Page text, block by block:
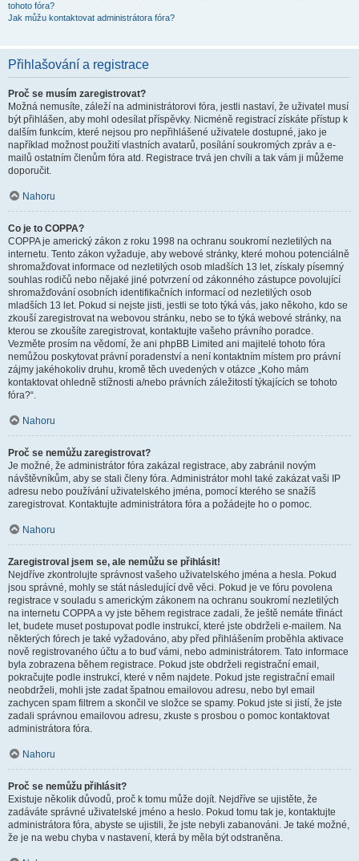
tohoto fóra?
Jak můžu kontaktovat administrátora fóra?
Přihlašování a registrace
Proč se musím zaregistrovat?
Možná nemusíte, záleží na administrátorovi fóra, jestli nastaví, že uživatel musí
být přihlášen, aby mohl odesílat příspěvky. Nicméně registrací získáte přístup k
dalším funkcím, které nejsou pro nepřihlášené uživatele dostupné, jako je
například možnost použití vlastních avatarů, posílání soukromých zpráv a e-
mailů ostatním členům fóra atd. Registrace trvá jen chvíli a tak vám ji můžeme
doporučit.
Nahoru
Co je to COPPA?
COPPA je americký zákon z roku 1998 na ochranu soukromí nezletilých na
internetu. Tento zákon vyžaduje, aby webové stránky, které mohou potenciálně
shromažďovat informace od nezletilých osob mladších 13 let, získaly písemný
souhlas rodičů nebo nějaké jiné potvrzení od zákonného zástupce povolující
shromažďování osobních identifikačních informací od nezletilých osob
mladších 13 let. Pokud si nejste jisti, jestli se toto týká vás, jako někoho, kdo se
zkouší zaregistrovat na webovou stránku, nebo se to týká webové stránky, na
kterou se zkoušíte zaregistrovat, kontaktujte vašeho právního poradce.
Vezměte prosím na vědomí, že ani phpBB Limited ani majitelé tohoto fóra
nemůžou poskytovat právní poradenství a není kontaktním místem pro právní
zájmy jakéhokoliv druhu, kromě těch uvedených v otázce „Koho mám
kontaktovat ohledně stížnosti a/nebo právních záležitostí týkajících se tohoto
fóra?“.
Nahoru
Proč se nemůžu zaregistrovat?
Je možné, že administrátor fóra zakázal registrace, aby zabránil novým
návštěvníkům, aby se stali členy fóra. Administrátor mohl také zakázat vaši IP
adresu nebo používání uživatelského jména, pomocí kterého se snažíš
zaregistrovat. Kontaktujte administrátora fóra a požádejte ho o pomoc.
Nahoru
Zaregistroval jsem se, ale nemůžu se přihlásit!
Nejdříve zkontrolujte správnost vašeho uživatelského jména a hesla. Pokud
jsou správné, mohly se stát následující dvě věci. Pokud je ve fóru povolena
registrace v souladu s americkým zákonem na ochranu soukromí nezletilých
na internetu COPPA a vy jste během registrace zadali, že ještě nemáte třináct
let, budete muset postupovat podle instrukcí, které jste obdrželi e-mailem. Na
některých fórech je také vyžadováno, aby před přihlášením proběhla aktivace
nově registrovaného účtu a to buď vámi, nebo administrátorem. Tato informace
byla zobrazena během registrace. Pokud jste obdrželi registrační email,
pokračujte podle instrukcí, které v něm najdete. Pokud jste registrační email
neobdrželi, mohli jste zadat špatnou emailovou adresu, nebo byl email
zachycen spam filtrem a skončil ve složce se spamy. Pokud jste si jistí, že jste
zadali správnou emailovou adresu, zkuste s prosbou o pomoc kontaktovat
administrátora fóra.
Nahoru
Proč se nemůžu přihlásit?
Existuje několik důvodů, proč k tomu může dojít. Nejdříve se ujistěte, že
zadáváte správné uživatelské jméno a heslo. Pokud tomu tak je, kontaktujte
administrátora fóra, abyste se ujistili, že jste nebyli zabanováni. Je také možné,
že je na webu chyba v nastavení, která by měla být odstraněna.